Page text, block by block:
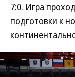
7:0. Игра
подготовки к